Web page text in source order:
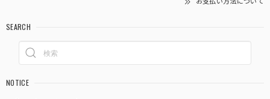
お支払い方法について
SEARCH
NOTICE